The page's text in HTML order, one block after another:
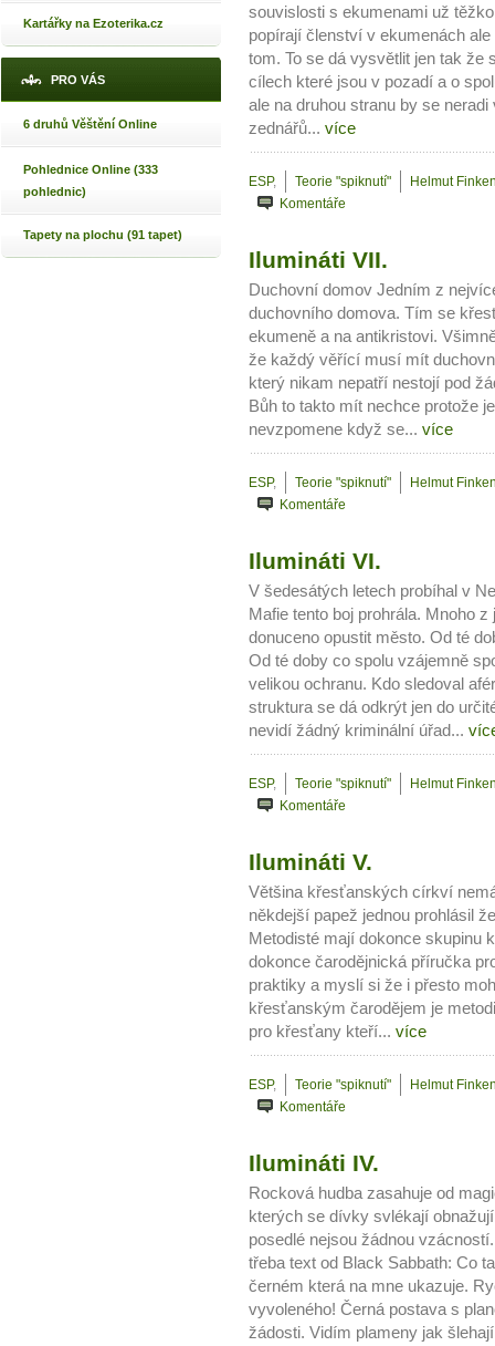
10 tipů
...
Máte pocit, že jste unaveni
Kartářky na Ezoterika.cz
PRO VÁS
6 druhů Věštění Online
Pohlednice Online (333
pohlednic)
Tapety na plochu (91 tapet)
souvislosti s ekumenami už
popírají členství v ekumenách
tom. To se dá vysvětlit jen tak že
cílech které jsou v pozadí a o
ale na druhou stranu by se
zednářů... více
ESP, Teorie "spiknutí"
Helmut
Komentáře
Ilumináti VII.
Duchovní domov Jedním z
duchovního domova. Tím se
ekumeně a na antikristovi.
že každý věřící musí mít
který nikam nepatří nestojí pod
Bůh to takto mít nechce protože
nevzpomene když se... více
ESP, Teorie "spiknutí"
Helmut
Komentáře
Ilumináti VI.
V šedesátých letech probíhal v
Mafie tento boj prohrála. Mnoho
donuceno opustit město. Od té
Od té doby co spolu vzájemně
velikou ochranu. Kdo sledoval
struktura se dá odkrýt jen do
nevidí žádný kriminální úřad...
ESP, Teorie "spiknutí"
Helmut
Komentáře
Ilumináti V.
Většina křesťanských církví
někdejší papež jednou prohlásil
Metodisté mají dokonce skupinu
dokonce čarodějnická příručka
praktiky a myslí si že i přesto
křesťanským čarodějem je
pro křesťany kteří... více
ESP, Teorie "spiknutí"
Helmut
Komentáře
Ilumináti IV.
Rocková hudba zasahuje od
kterých se dívky svlékají
posedlé nejsou žádnou
třeba text od Black Sabbath: Co
černém která na mne ukazuje.
vyvoleného! Černá postava s
žádosti. Vidím plameny jak